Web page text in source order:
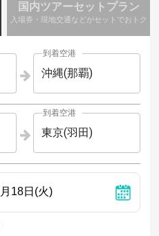
国内ツアーセットプラン
入場券・現地交通などがセットでおトク
到着空港
沖縄(那覇)
到着空港
東京(羽田)